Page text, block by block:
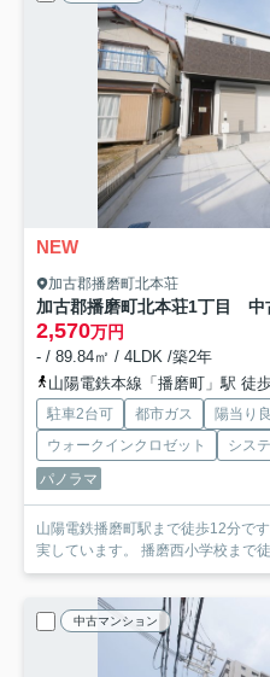
NEW
加古郡播磨町北本荘
加古郡播磨町北本荘1丁目 中
2,570万円
- / 89.84㎡ / 4LDK /築2年
山陽電鉄本線「播磨町」駅 徒
駐車2台可 都市ガス 陽当り
ウォークインクロゼット
シス
パノラマ
山陽電鉄播磨町駅まで徒歩12分で
実しています。 播磨西小学校まで
中古マンション